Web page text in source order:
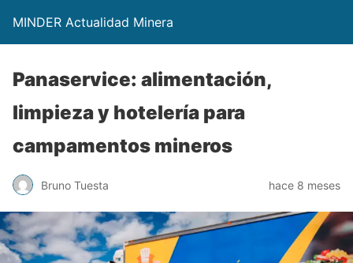
MINDER Actualidad Minera
Panaservice: alimentación,
limpieza y hotelería para
campamentos mineros
Bruno Tuesta hace 8 meses